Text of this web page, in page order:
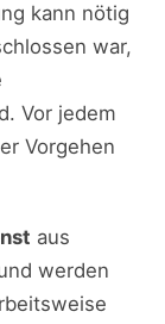
kann nötig
war,
Vor jedem
Vorgehen
aus
werden